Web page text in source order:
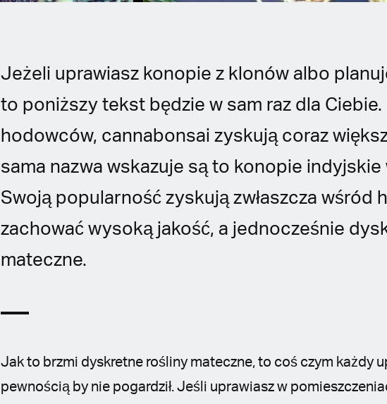
Jeżeli uprawiasz konopie z klonów albo
to poniższy tekst będzie w sam raz dla
hodowców, cannabonsai zyskują coraz
sama nazwa wskazuje są to konopie
Swoją popularność zyskują zwłaszcza wśród
zachować wysoką jakość, a jednocześnie
mateczne.
Jak to brzmi dyskretne rośliny mateczne, to coś czym każdy
pewnością by nie pogardził. Jeśli uprawiasz w